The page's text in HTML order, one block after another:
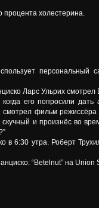
процента холестерина.
персональный
Ларс Ульрих смотрел
его попросили
фильм
и произнёс во
в 6:30 утра. Роберт
“Betelnut” на Union